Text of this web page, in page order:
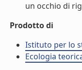
un occhio di
Prodotto di
Istituto per lo
Ecologia